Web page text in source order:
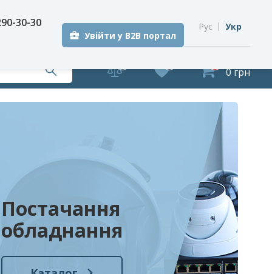
30-30
Увійти у B2B портал
Рус Укр
0 грн
Постачання
обладнання